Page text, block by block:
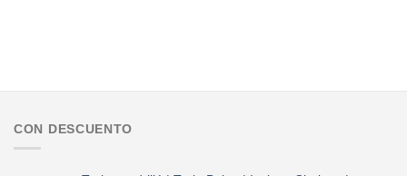
CON DESCUENTO